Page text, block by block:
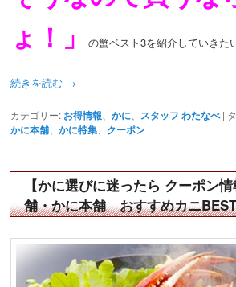
ょ！」の蟹ベスト3を紹介していきた
続きを読む →
カテゴリー: お得情報 、かに スタッフ わたなべ |
かに本舗 、かに特集 クーポン
【かに選びに迷ったら クーポン
舗・かに本舗 おすすめカニ